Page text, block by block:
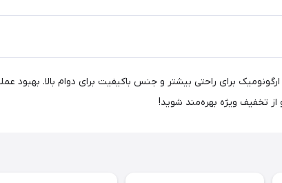
برای راحتی بیشتر و جنس باکیفیت برای دوام بالا. بهبود
از تخفیف ویژه بهره‌مند شوید!